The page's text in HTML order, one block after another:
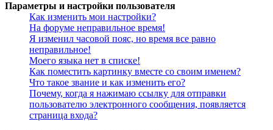
Параметры и настройки пользователя
Как изменить мои настройки?
На форуме неправильное время!
Я изменил часовой пояс, но время все равно
неправильное!
Моего языка нет в списке!
Как поместить картинку вместе со своим именем?
Что такое звание и как изменить его?
Почему, когда я нажимаю ссылку для отправки
пользователю электронного сообщения, появляется
страница входа?